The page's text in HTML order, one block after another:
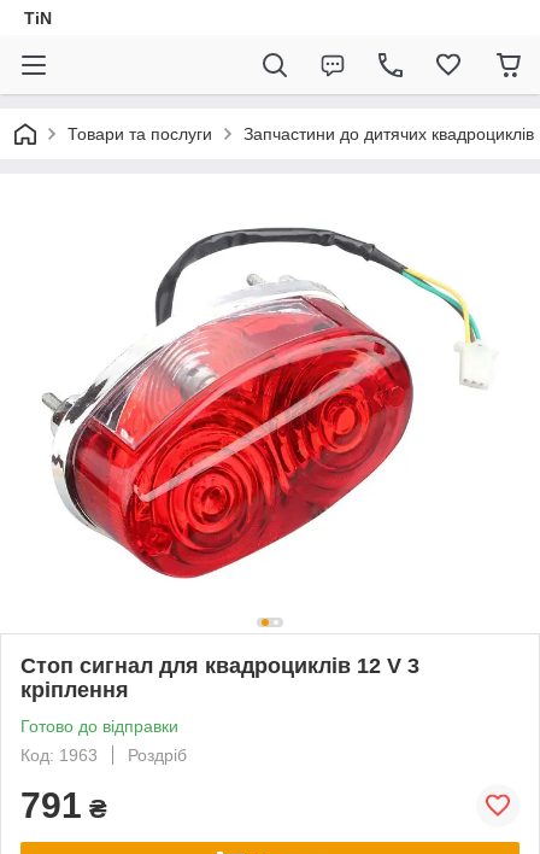
TiN
Товари та послуги Запчастини до дитячих квадроциклів
Стоп сигнал для квадроциклів 12 V 3
кріплення
Готово до відправки
Код: 1963
Роздріб
791 ₴